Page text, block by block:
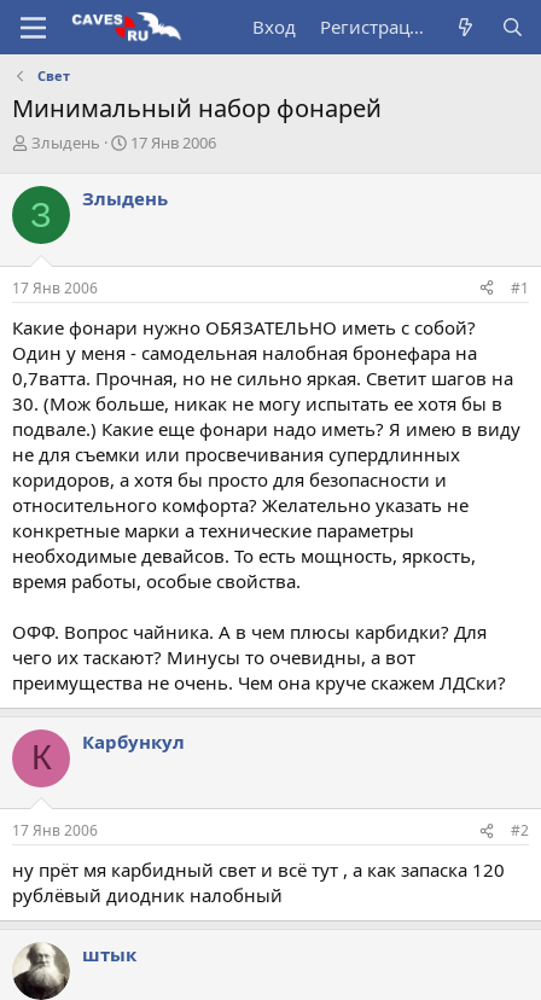
Вход Регистрация
Свет
Минимальный набор фонарей
А
т
о
р
т
е
м
Злыдень
Д
а
ч
а
17 Янв 2006
З Злыдень
17 Янв 2006 #1
Какие фонари нужно ОБЯЗАТЕЛЬНО иметь с собой?
Один у меня - самодельная налобная бронефара на
0,7ватта. Прочная, но не сильно яркая. Светит шагов на
30. (Мож больше, никак не могу испытать ее хотя бы в
подвале.) Какие еще фонари надо иметь? Я имею в виду
не для съемки или просвечивания супердлинных
коридоров, а хотя бы просто для безопасности и
относительного комфорта? Желательно указать не
конкретные марки а технические параметры
необходимые девайсов. То есть мощность, яркость,
время работы, особые свойства.
ОФФ. Вопрос чайника. А в чем плюсы карбидки? Для
чего их таскают? Минусы то очевидны, а вот
преимущества не очень. Чем она круче скажем ЛДСки?
К Карбункул
17 Янв 2006 #2
ну прёт мя карбидный свет и всё тут , а как запаска 120
рублёвый диодник налобный
штык